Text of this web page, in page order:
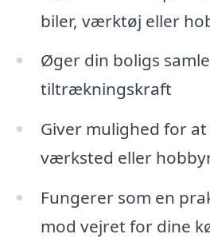
biler, værktøj eller
Øger din boligs
tiltrækningskraft
Giver mulighed for
værksted eller
Fungerer som en
mod vejret for dine